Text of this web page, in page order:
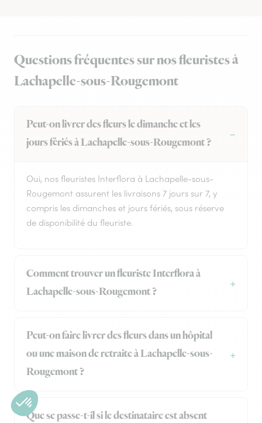
Questions fréquentes sur nos fleuristes à
Lachapelle-sous-Rougemont
Peut-on livrer des fleurs le dimanche et les
jours fériés à Lachapelle-sous-Rougemont ?
Oui, nos fleuristes Interflora à Lachapelle-sous-
Rougemont assurent les livraisons 7 jours sur 7, y
compris les dimanches et jours fériés, sous réserve
de disponibilité du fleuriste.
Comment trouver un fleuriste Interflora à
Lachapelle-sous-Rougemont ?
Peut-on faire livrer des fleurs dans un hôpital
ou une maison de retraite à Lachapelle-sous-
Rougemont ?
Que se passe-t-il si le destinataire est absent